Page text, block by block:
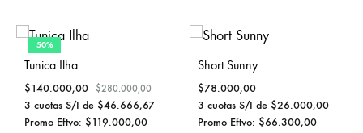
50%
Tunica Ilha
$140.000,00 $280.000,00
3 cuotas S/I de $46.666,67
Promo Eftvo: $119.000,00
Short Sunny
$78.000,00
3 cuotas S/I de $26.000,00
Promo Eftvo: $66.300,00